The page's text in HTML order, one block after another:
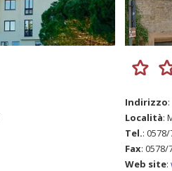
Indirizzo
Località:
Tel.:
Fax: 0578/
Web site: